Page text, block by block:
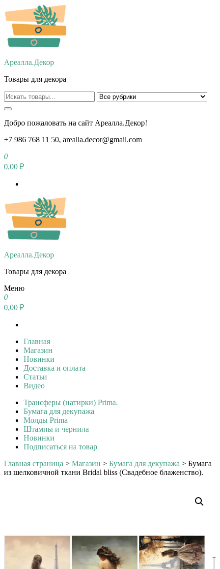
Перейти
к
содержимому
Ареалла.Декор
Товары для декора
Добро пожаловать на сайт Ареалла.Декор!
+7 986 768 11 50, arealla.decor@gmail.com
0
0,00 ₽
Ареалла.Декор
Товары для декора
Меню
0
0,00 ₽
Главная
Магазин
Новинки
Доставка и оплата
Статьи
Видео
Трансферы (натирки) Prima.
Бумага для декупажа
Молды Prima
Штампы и чернила
Новинки
Подписаться на товар
Главная страница > Магазин > Бумага для декупажа > Бумага
из шелковичной ткани Bridal bliss (Свадебное блаженство).